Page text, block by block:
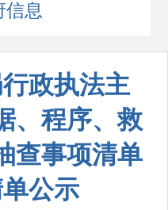
信息
政执法主
、程序、救
查事项清单
公示